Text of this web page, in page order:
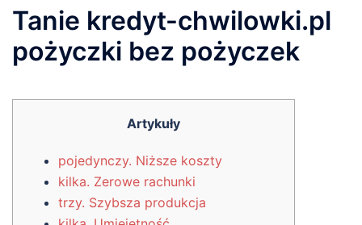
Tanie kredyt-chwilowki.pl
pożyczki bez pożyczek
Artykuły
pojedynczy. Niższe koszty
kilka. Zerowe rachunki
trzy. Szybsza produkcja